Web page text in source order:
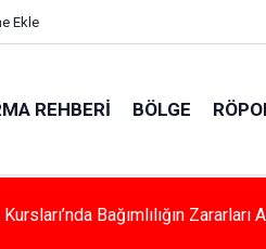
Ekle
REHBERI BÖLGE
Özel Yaşam Ve Yüzme